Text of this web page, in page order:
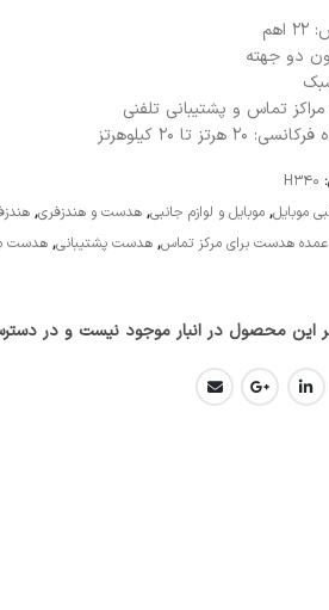
دو جهته
تماس و پشتیبانی تلفنی
هرتز تا ۲۰ کیلوهرتز
H340
موبایل, موبایل و لوازم جانبی, هدست و هندزفری,
هدست برای مرکز تماس, هدست پشتیبانی, هدست
این محصول در انبار موجود نیست و در